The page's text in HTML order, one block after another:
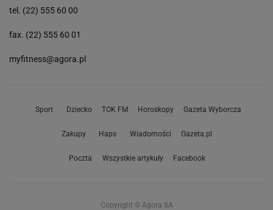
tel. (22) 555 60 00
fax. (22) 555 60 01
myfitness@agora.pl
Sport Dziecko TOK FM Horoskopy Gazeta Wyborcza
Zakupy Haps Wiadomości Gazeta.pl
Poczta Wszystkie artykuły Facebook
Copyright © Agora SA